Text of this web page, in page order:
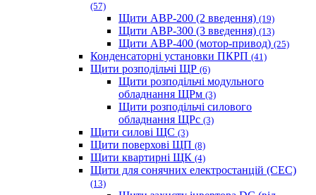
(57)
Щити АВР-200 (2 введення) (19)
Щити АВР-300 (3 введення) (13)
Щити АВР-400 (мотор-привод) (25)
Конденсаторні установки ПКРП (41)
Щити розподільчі ЩР (6)
Щити розподільчі модульного
обладнання ЩРм (3)
Щити розподільчі силового
обладнання ЩРс (3)
Щити силові ЩС (3)
Щити поверхові ЩП (8)
Щити квартирні ЩК (4)
Щити для сонячних електростанцій (СЕС)
(13)